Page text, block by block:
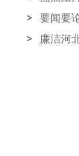
要闻要
廉洁河